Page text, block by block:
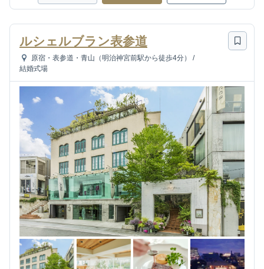
ルシェルブラン表参道
原宿・表参道・青山（明治神宮前駅から徒歩4分）
/
結婚式場